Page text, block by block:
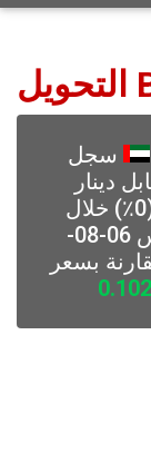
سجل
دينار
مع تغيير (-0) نقطة (0٪) خلال
جلسة التداول اليوم يوم الخميس 06-08-
بسعر